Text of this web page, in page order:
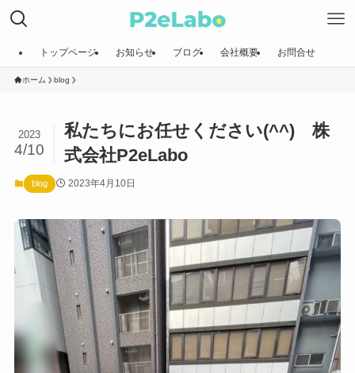
トップページ お知らせ ブログ 会社概要 お問合せ
ホーム blog
私たちにお任せください(^^) 株
式会社P2eLabo
2023
4/10
blog 2023年4月10日